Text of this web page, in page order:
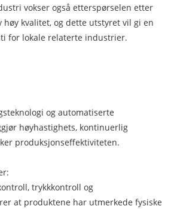
vokser også etterspørselen etter
høy kvalitet, og dette utstyret vil gi en
for lokale relaterte industrier.
og automatiserte
høyhastighets, kontinuerlig
produksjonseffektiviteten.
trykkkontroll og
at produktene har utmerkede fysiske